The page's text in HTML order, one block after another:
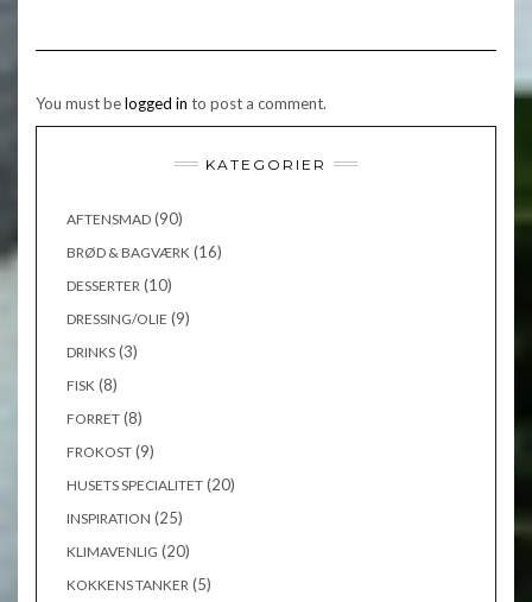
You must belogged in to post a comment.
KATEGORIER
AFTENSMAD (90)
BRØD & BAGVÆRK (16)
DESSERTER (10)
DRESSING/OLIE (9)
DRINKS (3)
FISK (8)
FORRET (8)
FROKOST (9)
HUSETS SPECIALITET (20)
INSPIRATION (25)
KLIMAVENLIG (20)
KOKKENS TANKER (5)